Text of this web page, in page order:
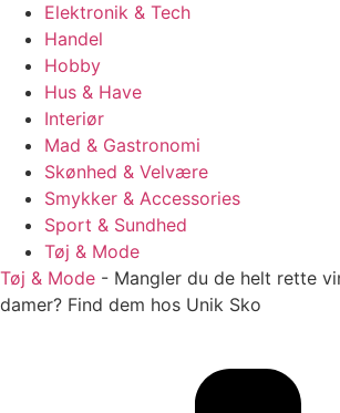
Elektronik & Tech
Handel
Hobby
Hus & Have
Interiør
Mad & Gastronomi
Skønhed & Velvære
Smykker & Accessories
Sport & Sundhed
Tøj & Mode
Tøj & Mode - Mangler du de helt rette
damer? Find dem hos Unik Sko